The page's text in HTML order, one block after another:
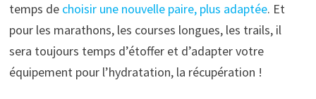
temps de choisir une nouvelle paire, plus adaptée. Et
pour les marathons, les courses longues, les trails, il
sera toujours temps d’étoffer et d’adapter votre
équipement pour l’hydratation, la récupération !